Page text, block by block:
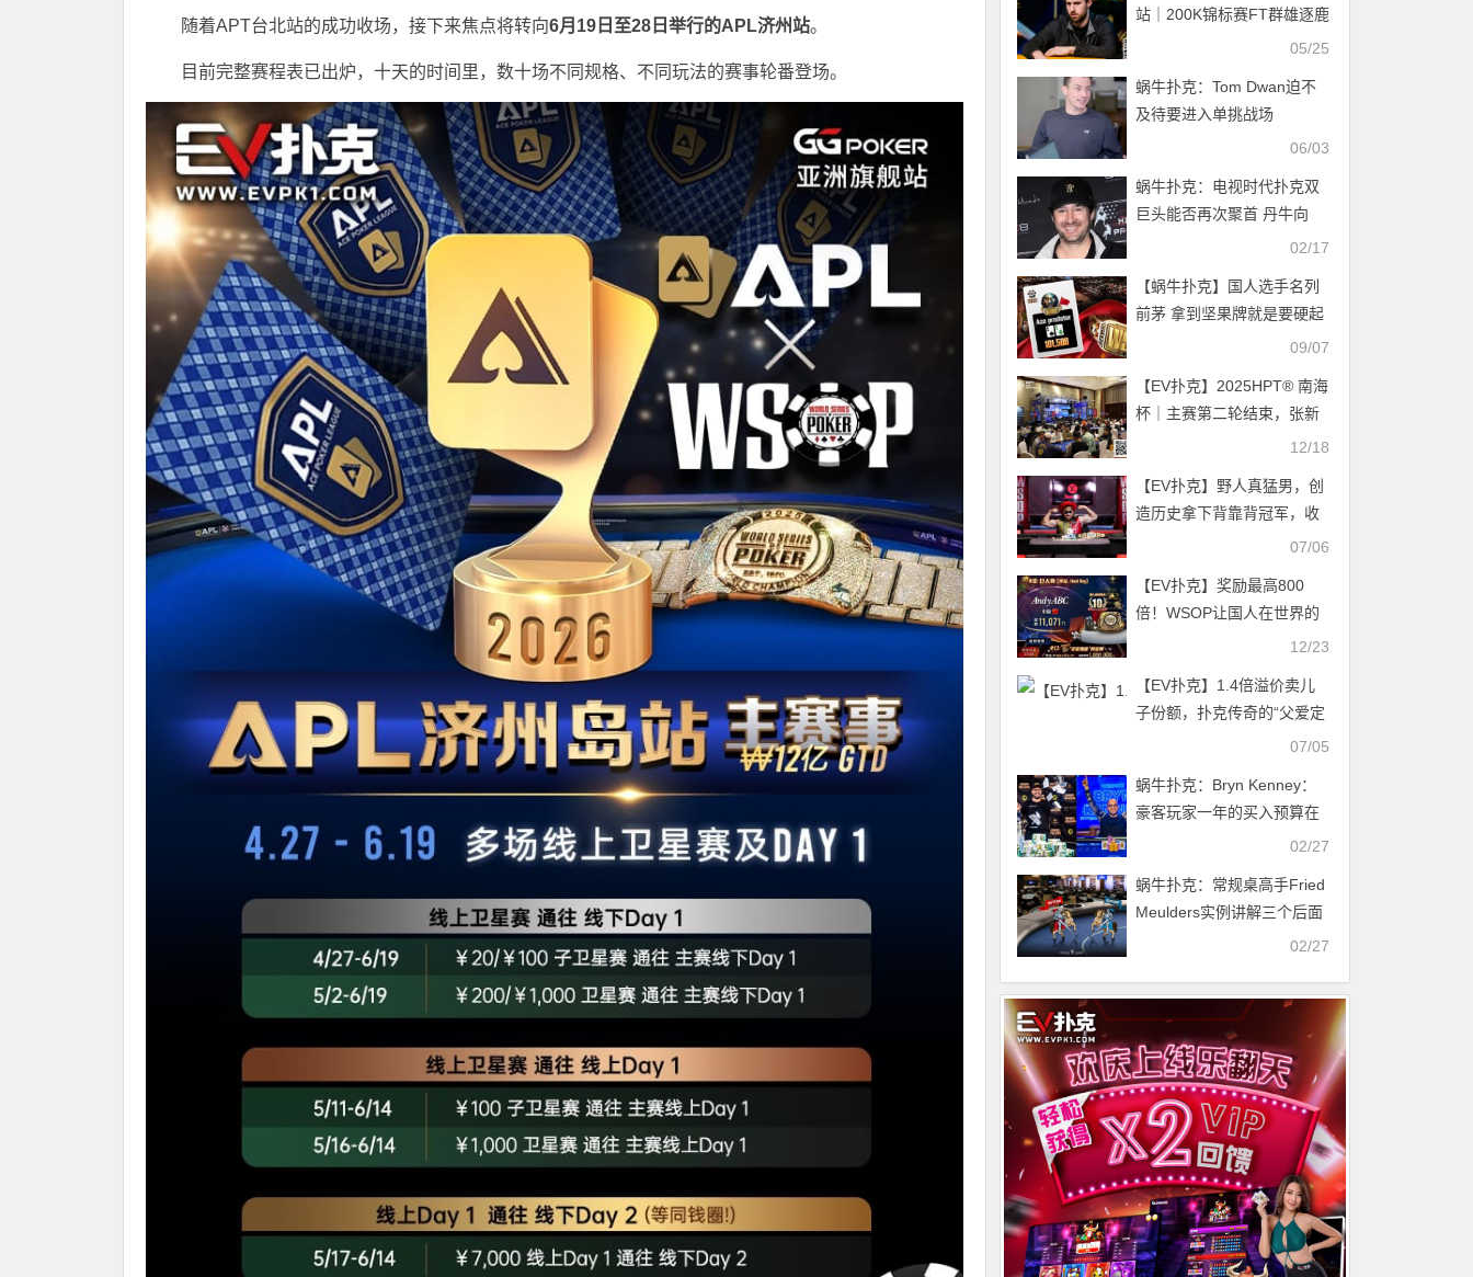
随着APT台北站的成功收场，接下来焦点将转向6月 19 日至28 日举行的APL济州站。
目前完整赛程表已出炉，十天的时间里，数十场不同规格、不同玩法的赛事轮番登场。
站｜200K锦标赛FT群雄逐鹿
Jason Koon向第11个冠军发
05/25
蜗牛扑克：Tom Dwan迫不
及待要进入单挑战场
06/03
蜗牛扑克：电视时代扑克双
巨头能否再次聚首 丹牛向
Phil Hellmuth发起单挑战02/17
【蜗牛扑克】国人选手名列
前茅 拿到坚果牌就是要硬起
来 WSOP生肖狂欢赛开打 超
09/07
【EV扑克】2025HPT® 南海
杯｜主赛第二轮结束，张新
以1,490,000记分牌成为超级
12/18
【EV扑克】野人真猛男，创
造历史拿下背靠背冠军，收
07/06
【EV扑克】奖励最高800
倍！WSOP让国人在世界的
舞台发光发热～丹牛本周推
12/23
【EV扑克】1.4倍溢价卖儿
子份额，扑克传奇的“父爱定
07/05
蜗牛扑克：Bryn Kenney：
豪客玩家一年的买入预算在
02/27
蜗牛扑克：​常规桌高手Fried
Meulders实例讲解三个后面
02/27